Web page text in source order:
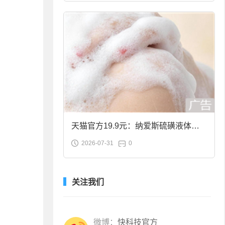
天猫官方19.9元：纳爱斯硫磺液体香
皂2斤大促
2026-07-31 0
关注我们
微博： 快科技官方